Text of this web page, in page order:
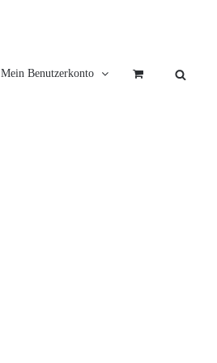
Mein Benutzerkonto